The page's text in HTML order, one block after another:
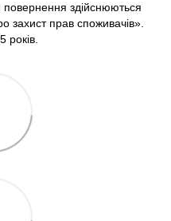
повернення здійснюються
захист прав споживачів».
років.